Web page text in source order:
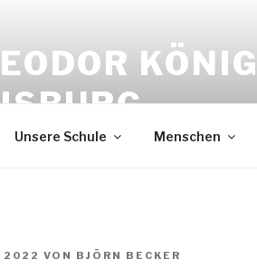
Unsere Schule Menschen
2022 VON BJÖRN BECKER